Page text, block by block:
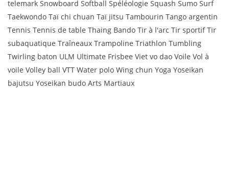
telemark Snowboard Softball Spéléologie Squash Sumo Surf
Taekwondo Taï chi chuan Taï jitsu Tambourin Tango argentin
Tennis Tennis de table Thaing Bando Tir à l'arc Tir sportif Tir
subaquatique Traîneaux Trampoline Triathlon Tumbling
Twirling baton ULM Ultimate Frisbee Viet vo dao Voile Vol à
voile Volley ball VTT Water polo Wing chun Yoga Yoseikan
bajutsu Yoseikan budo Arts Martiaux